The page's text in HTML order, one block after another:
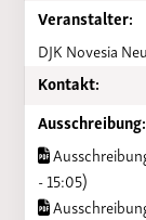
Veranstalter:
DJK Novesia
Kontakt:
Ausschreibung:
- 15:05)